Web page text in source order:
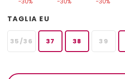
TAGLIA EU
35/36 37 38 39